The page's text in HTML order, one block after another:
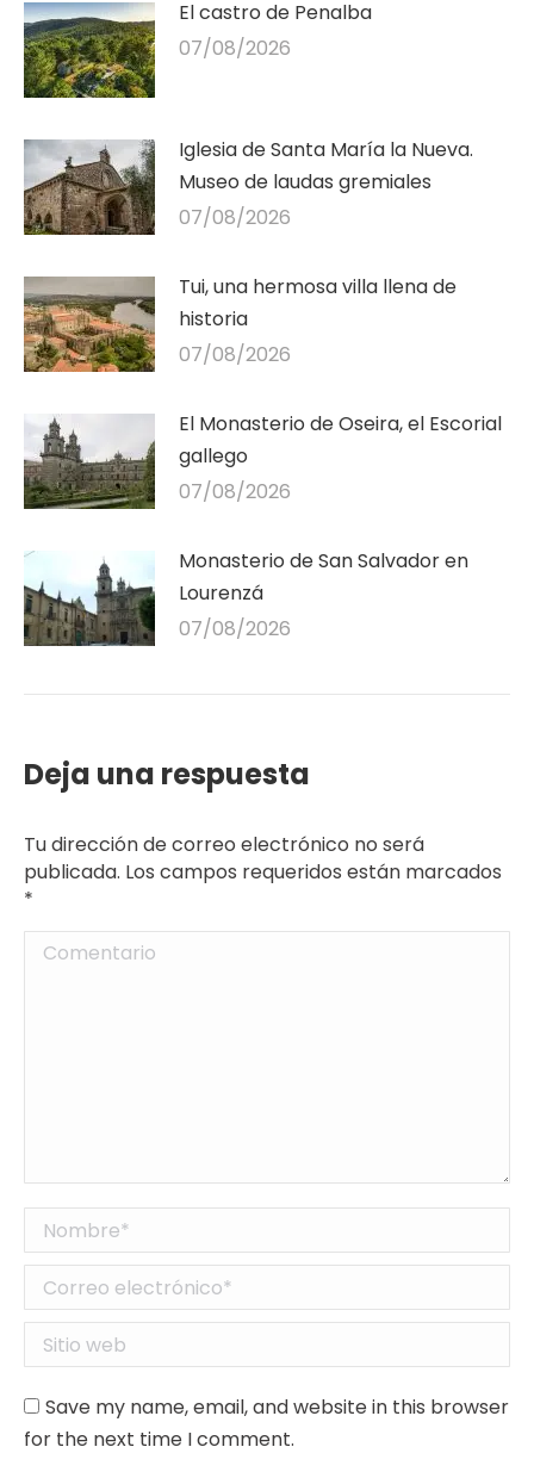
El castro de Penalba
07/08/2026
Iglesia de Santa María la Nueva.
Museo de laudas gremiales
07/08/2026
Tui, una hermosa villa llena de
historia
07/08/2026
El Monasterio de Oseira, el Escorial
gallego
07/08/2026
Monasterio de San Salvador en
Lourenzá
07/08/2026
Deja una respuesta
Tu dirección de correo electrónico no será
publicada. Los campos requeridos están marcados
*
Comentario
Nombre *
Correo electrónico *
Sitio web
Save my name, email, and website in this browser
for the next time I comment.